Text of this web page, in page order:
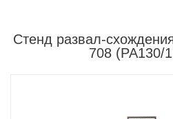
Стенд развал-
708 (PA130/